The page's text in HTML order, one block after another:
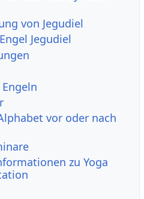
von Jegudiel
Jegudiel
vor oder nach
zu Yoga